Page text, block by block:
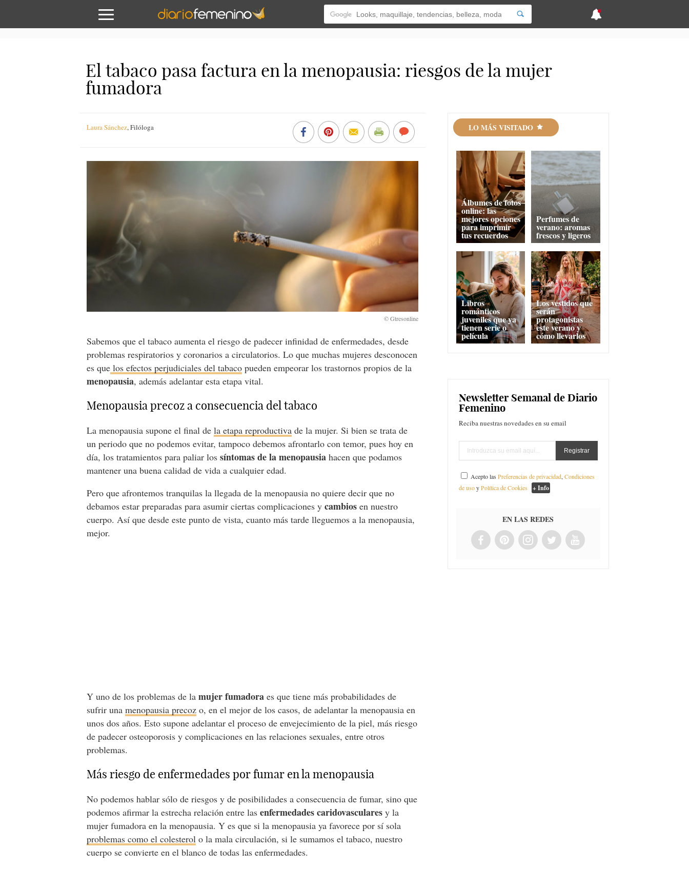
El tabaco pasa factura en la menopausia: riesgos de la mujer
fumadora
Laura Sánchez,Filóloga
Sabemos que el tabaco aumenta el riesgo de padecer infinidad de enfermedades, desde
problemas respiratorios y coronarios a circulatorios. Lo que muchas mujeres desconocen
es que los efectos perjudiciales del tabaco pueden empeorar los trastornos propios de la
menopausia, además adelantar esta etapa vital.
Menopausia precoz a consecuencia del tabaco
La menopausia supone el final dela etapa reproductiva de la mujer. Si bien se trata de
un periodo que no podemos evitar, tampoco debemos afrontarlo con temor, pues hoy en
día, los tratamientos para paliar lossíntomas de la menopausia hacen que podamos
mantener una buena calidad de vida a cualquier edad.
Pero que afrontemos tranquilas la llegada de la menopausia no quiere decir que no
debamos estar preparadas para asumir ciertas complicaciones ycambios en nuestro
cuerpo. Así que desde este punto de vista, cuanto más tarde lleguemos a la menopausia,
mejor.
Y uno de los problemas de lamujer fumadora es que tiene más probabilidades de
sufrir unamenopausia precoz o, en el mejor de los casos, de adelantar la menopausia en
unos dos años. Esto supone adelantar el proceso de envejecimiento de la piel, más riesgo
de padecer osteoporosis y complicaciones en las relaciones sexuales, entre otros
problemas.
Más riesgo de enfermedades por fumar en la menopausia
No podemos hablar sólo de riesgos y de posibilidades a consecuencia de fumar, sino que
podemos afirmar la estrecha relación entre lasenfermedades caridovasculares y la
mujer fumadora en la menopausia. Y es que si la menopausia ya favorece por sí sola
problemas como el colesterol o la mala circulación, si le sumamos el tabaco, nuestro
cuerpo se convierte en el blanco de todas las enfermedades.
LO MÁS VISITADO
Álbumes de fotos
online: las
mejores opciones
para imprimir
tus recuerdos
Perfumes de
verano: aromas
frescos y ligeros
Libros
románticos
juveniles que ya
tienen serie o
película
Los vestidos que
serán
protagonistas
este verano y
cómo llevarlos
Newsletter Semanal de Diario
Femenino
Reciba nuestras novedades en su email
Acepto lasPreferencias de privacidad,Condiciones
de usoyPolítica de Cookies + Info
EN LAS REDES